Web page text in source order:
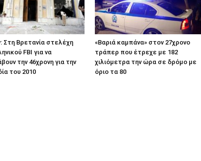
Στη Βρετανία στελέχη
FBI για να
την 46χρονη για την
του 2010
«Βαριά καμπάνα» στον 27χρονο
τράπερ που έτρεχε με 182
χιλιόμετρα την ώρα σε δρόμο με
όριο τα 80